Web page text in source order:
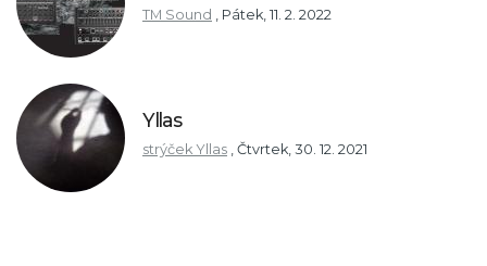
TM Sound , Pátek, 11. 2. 2022
Yllas
strýček Yllas , Čtvrtek, 30. 12. 2021